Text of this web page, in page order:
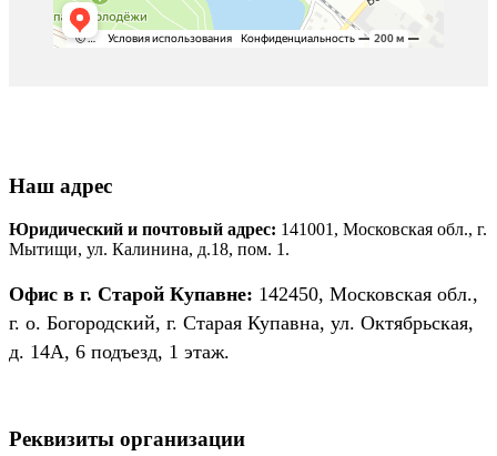
Наш адрес
Юридический и почтовый адрес: 141001, Московская обл., г.
Мытищи, ул. Калинина, д.18, пом. 1.
Офис в г. Старой Купавне: 142450, Московская обл.,
г. о. Богородский, г. Старая Купавна, ул. Октябрьская,
д. 14А, 6 подъезд, 1 этаж.
Реквизиты организации